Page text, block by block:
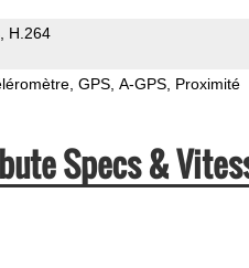
H.264
GPS A-GPS Proximité
Specs &